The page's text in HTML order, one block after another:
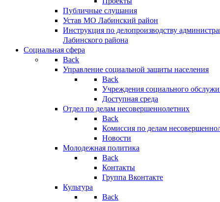
Публичные слушания
Устав МО Лабинский район
Инструкция по делопроизводству
Лабинского района
Социальная сфера
Back
Управление социальной защиты населения
Back
Учреждения социального
Доступная среда
Отдел по делам несовершеннолетних
Back
Комиссия по делам
Новости
Молодежная политика
Back
Контакты
Группа Вконтакте
Культура
Back